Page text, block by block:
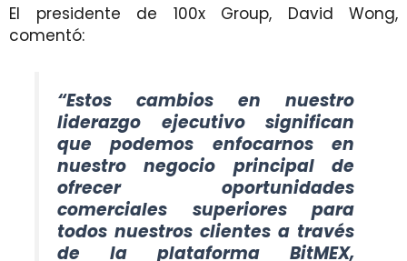
El presidente de 100x Group, David Wong,
comentó:
“Estos cambios en nuestro
liderazgo ejecutivo significan
que podemos enfocarnos en
nuestro negocio principal de
ofrecer oportunidades
comerciales superiores para
todos nuestros clientes a través
de la plataforma BitMEX,